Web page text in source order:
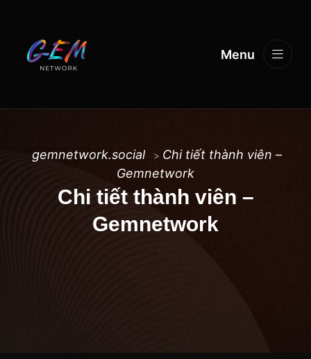
Menu
gemnetwork.social > Chi tiết thành viên –
Gemnetwork
Chi tiết thành viên –
Gemnetwork